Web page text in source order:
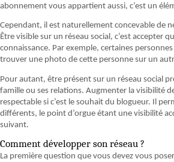
abonnement vous appartient aussi, c’est un
Cependant, il est naturellement concevable de
Être visible sur un réseau social, c’est accepter
connaissance. Par exemple, certaines
trouver une photo de cette personne sur un
Pour autant, être présent sur un réseau social
famille ou ses relations. Augmenter la visibilité
respectable si c’est le souhait du blogueur. Il
différents, le point d’orgue étant une visibilité
suivant.
Comment développer son réseau ?
La première question que vous devez vous